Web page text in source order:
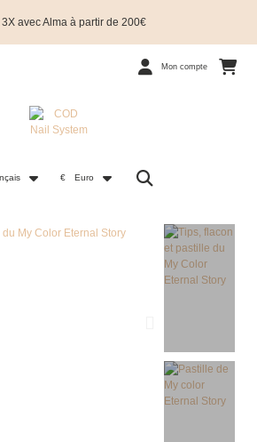
avec Alma à partir de 200€
Mon compte
€ Euro